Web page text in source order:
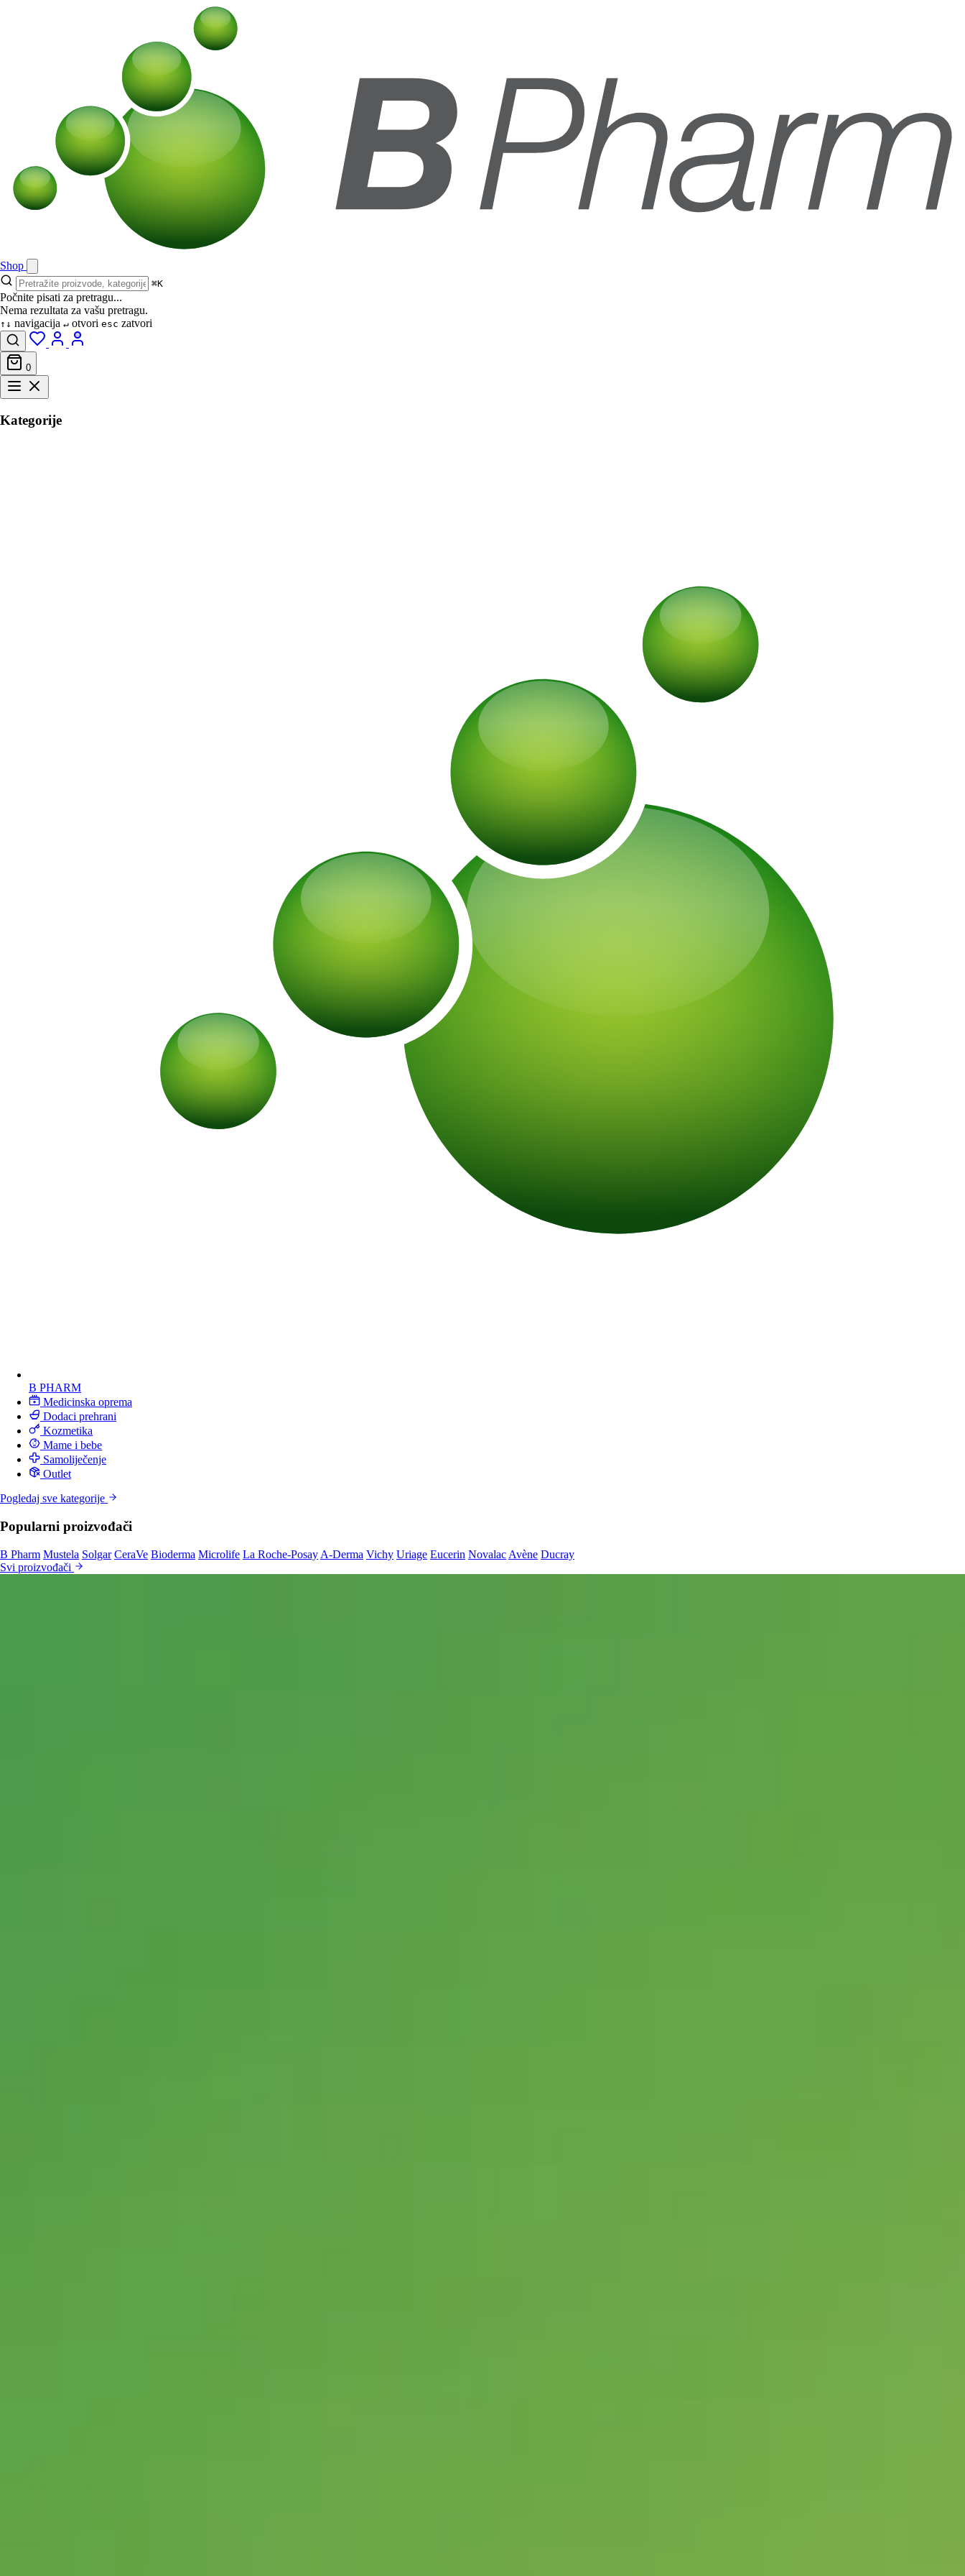
Shop
⌘K
Počnite pisati za pretragu...
Nema rezultata za vašu pretragu.
↑↓ navigacija ↵ otvori esc zatvori
0
Kategorije
B PHARM
Medicinska oprema
Dodaci prehrani
Kozmetika
Mame i bebe
Samoliječenje
Outlet
Pogledaj sve kategorije
Popularni proizvođači
B Pharm Mustela Solgar CeraVe Bioderma Microlife La Roche-Posay A-Derma Vichy Uriage Eucerin Novalac Avène Ducray
Svi proizvođači